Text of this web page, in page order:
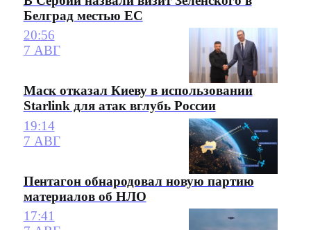
Белград местью ЕС
20:56
7 АВГ
Маск отказал Киеву в использовании
Starlink для атак вглубь России
19:14
7 АВГ
Пентагон обнародовал новую партию
материалов об НЛО
17:41